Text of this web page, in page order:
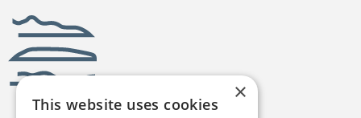
Birgejupmi
×
This website uses cookies